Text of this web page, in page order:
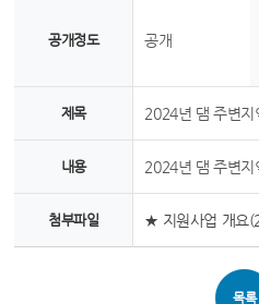
공개정도 공개
제목 2024년 댐 주변지
내용 2024년 댐 주변지
첨부파일 ★ 지원사업 개요
목록